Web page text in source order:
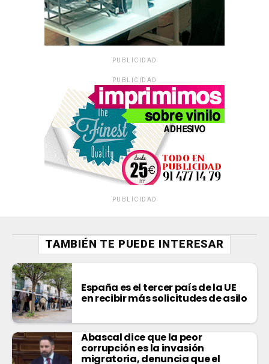
PUBLICIDAD
PUBLICIDAD
PUBLICIDAD
TAMBIÉN TE PUEDE INTERESAR
España es el tercer país de la UE
en recibir más solicitudes de asilo
Abascal dice que la peor
corrupción es la invasión
migratoria, denuncia que el